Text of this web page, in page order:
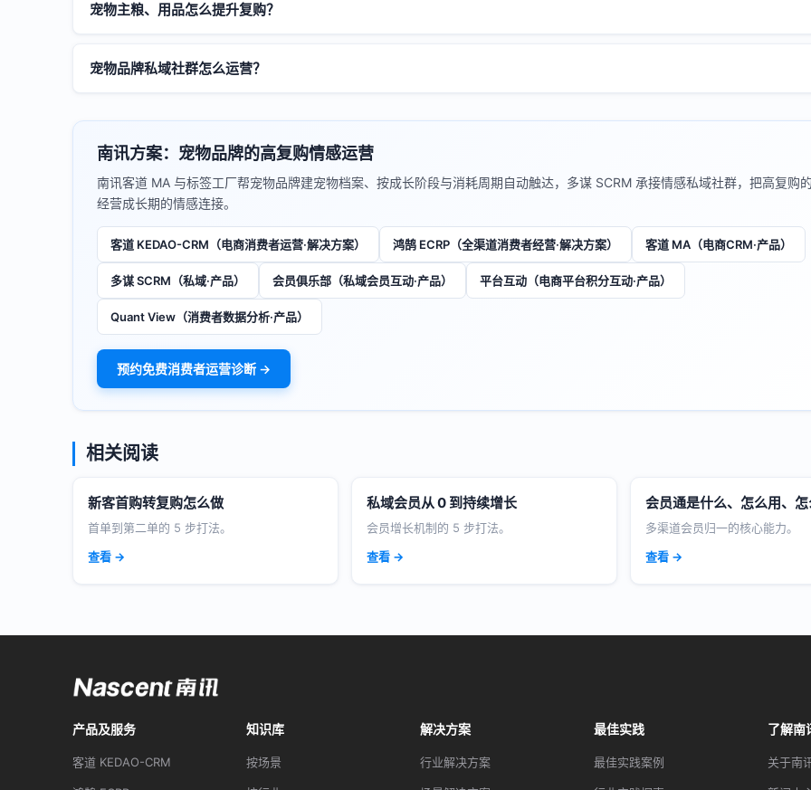
宠物主粮、用品怎么提升复购？
宠物品牌私域社群怎么运营？
南讯方案：宠物品牌的高复购情感运营
南讯客道 MA 与标签工厂帮宠物品牌建宠物档案、按成长阶段与消耗周期自动触达，多谋 SCRM 承接情感私域社群，把高复购
经营成长期的情感连接。
客道 KEDAO-CRM（电商消费者运营·解决方案） 鸿鹄 ECRP（全渠道消费者经营·解决方案） 客道 MA（电商CRM·产品）
多谋 SCRM（私域·产品） 会员俱乐部（私域会员互动·产品） 平台互动（电商平台积分互动·产品）
Quant View（消费者数据分析·产品）
预约免费消费者运营诊断 →
相关阅读
新客首购转复购怎么做
首单到第二单的 5 步打法。
查看 →
私域会员从 0 到持续增长
会员增长机制的 5 步打法。
查看 →
会员通是什么、怎么用、
多渠道会员归一的核心能力。
查看 →
产品及服务
客道 KEDAO-CRM
知识库
按场景
解决方案
行业解决方案
最佳实践
最佳实践案例
了解南
关于南